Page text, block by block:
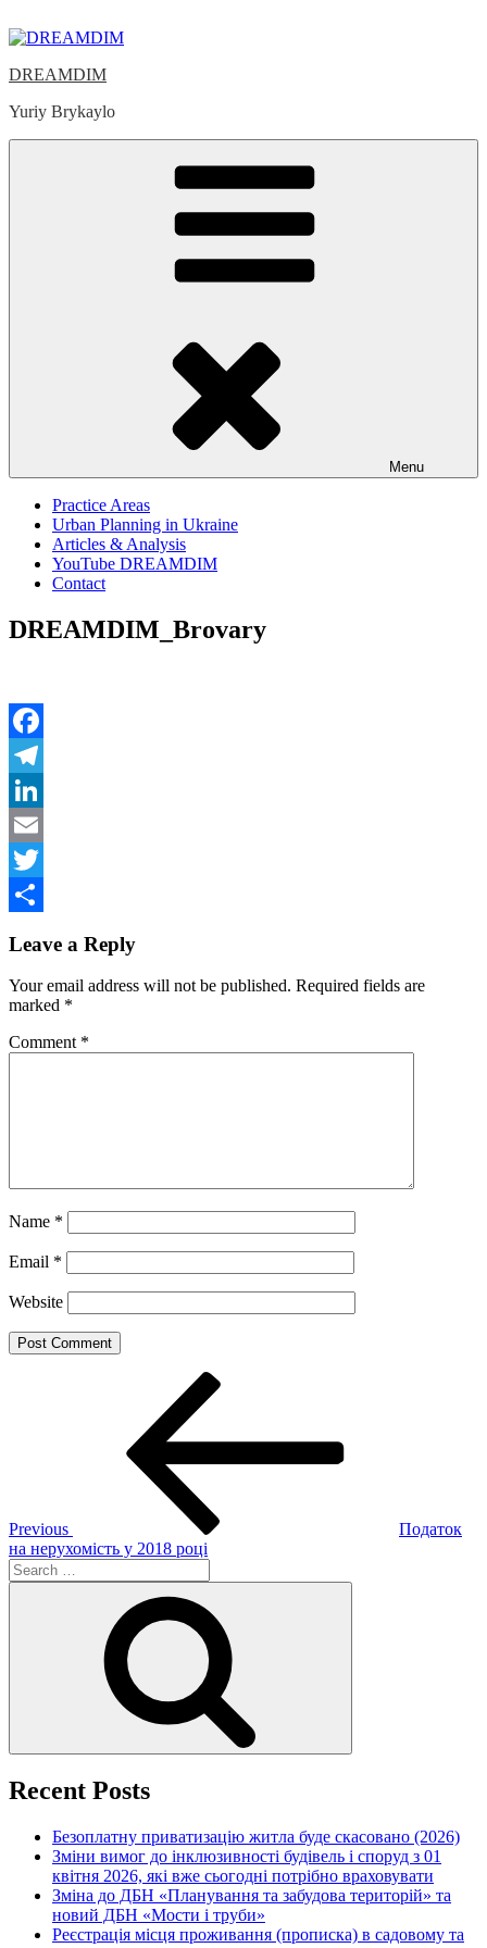
to
DREAMDIM
Yuriy Brykaylo
Menu
Practice Areas
Urban Planning in Ukraine
Articles & Analysis
YouTube DREAMDIM
Contact
DREAMDIM_Brovary
Facebook
Telegram
LinkedIn
Email
Twitter
Leave a Reply
Your email address will not be published. Required fields are
marked *
Comment *
Name *
Email *
Website
Previous
Податок
на нерухомість у 2018 році
Search
for:
Recent Posts
Безоплатну приватизацію житла буде скасовано (2026)
Зміни вимог до інклюзивності будівель і споруд з 01
квітня 2026, які вже сьогодні потрібно враховувати
Зміна до ДБН «Планування та забудова територій» та
новий ДБН «Мости і труби»
Реєстрація місця проживання (прописка) в садовому та